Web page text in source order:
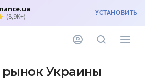
(8,9K+) УСТАНОВИТЬ
Украины